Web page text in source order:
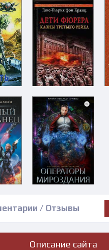
/ Отзывы
Описание сайта